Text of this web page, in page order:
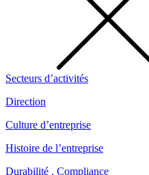
Secteurs d’activités
Direction
Culture d’entreprise
Histoire de l’entreprise
Durabilité . Compliance